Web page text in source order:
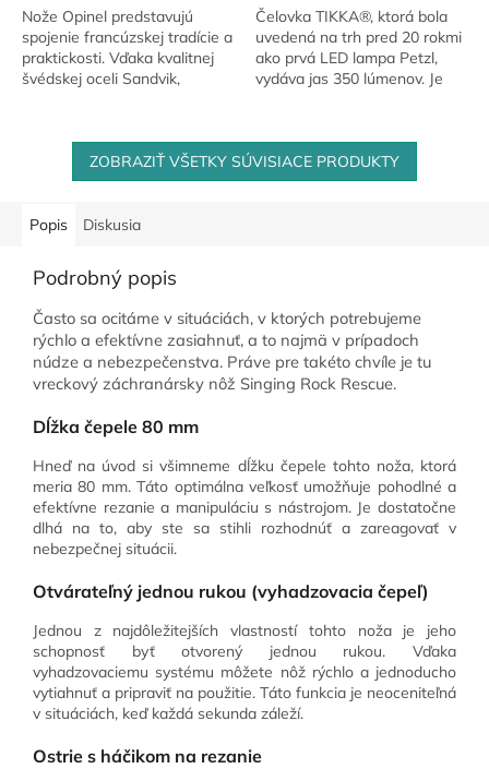
Nože Opinel predstavujú
spojenie francúzskej tradície a
praktickosti. Vďaka kvalitnej
švédskej oceli Sandvik,
turistiku,...
Čelovka TIKKA®, ktorá bola
uvedená na trh pred 20 rokmi
ako prvá LED lampa Petzl,
vydáva jas 350 lúmenov. Je
pohodlne sa...
ZOBRAZIŤ VŠETKY SÚVISIACE PRODUKTY
Popis Diskusia
Podrobný popis
Často sa ocitáme v situáciách, v ktorých potrebujeme
rýchlo a efektívne zasiahnuť, a to najmä v prípadoch
núdze a nebezpečenstva. Práve pre takéto chvíle je tu
vreckový záchranársky nôž Singing Rock Rescue.
Dĺžka čepele 80 mm
Hneď na úvod si všimneme dĺžku čepele tohto noža, ktorá
meria 80 mm. Táto optimálna veľkosť umožňuje pohodlné a
efektívne rezanie a manipuláciu s nástrojom. Je dostatočne
dlhá na to, aby ste sa stihli rozhodnúť a zareagovať v
nebezpečnej situácii.
Otvárateľný jednou rukou (vyhadzovacia čepeľ)
Jednou z najdôležitejších vlastností tohto noža je jeho
schopnosť byť otvorený jednou rukou. Vďaka
vyhadzovaciemu systému môžete nôž rýchlo a jednoducho
vytiahnuť a pripraviť na použitie. Táto funkcia je neoceniteľná
v situáciách, keď každá sekunda záleží.
Ostrie s háčikom na rezanie